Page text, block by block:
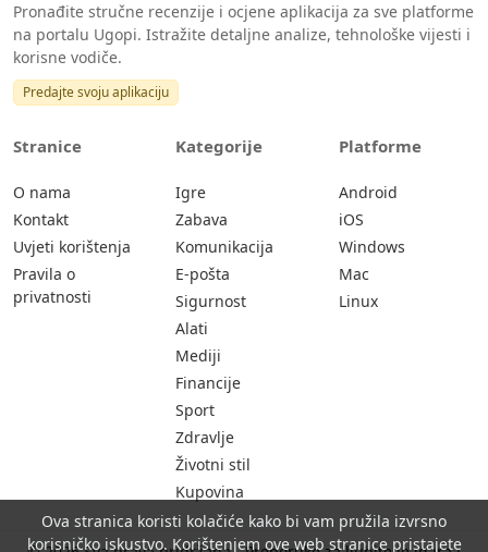
Pronađite stručne recenzije i ocjene aplikacija za sve platforme
na portalu Ugopi. Istražite detaljne analize, tehnološke vijesti i
korisne vodiče.
Predajte svoju aplikaciju
Stranice
O nama
Kontakt
Uvjeti korištenja
Pravila o
privatnosti
Kategorije
Igre
Zabava
Komunikacija
E-pošta
Sigurnost
Alati
Mediji
Financije
Sport
Zdravlje
Životni stil
Kupovina
Platforme
Android
iOS
Windows
Mac
Linux
Ova stranica koristi kolačiće kako bi vam pružila izvrsno
korisničko iskustvo. Korištenjem ove web stranice pristajete